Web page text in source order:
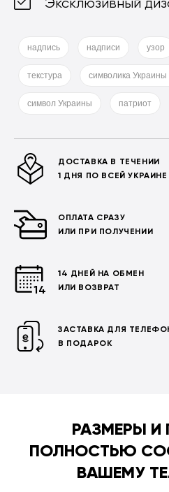
надпись надписи узор
текстура символика Украины .
символ Украины патриот
ДОСТАВКА В ТЕЧЕНИИ
1 ДНЯ ПО ВСЕЙ УКРАИНЕ
ОПЛАТА СРАЗУ
ИЛИ ПРИ ПОЛУЧЕНИИ
14 ДНЕЙ НА ОБМЕН
ИЛИ ВОЗВРАТ
ЗАСТАВКА ДЛЯ
В ПОДАРОК
РАЗМЕРЫ И
ПОЛНОСТЬЮ
ВАШЕМУ